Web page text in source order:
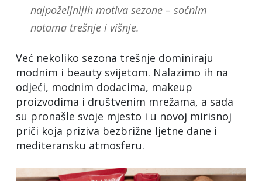
najpoželjnijih motiva sezone – sočnim
notama trešnje i višnje.
Već nekoliko sezona trešnje dominiraju
modnim i beauty svijetom. Nalazimo ih na
odjeći, modnim dodacima, makeup
proizvodima i društvenim mrežama, a sada
su pronašle svoje mjesto i u novoj mirisnoj
priči koja priziva bezbrižne ljetne dane i
mediteransku atmosferu.